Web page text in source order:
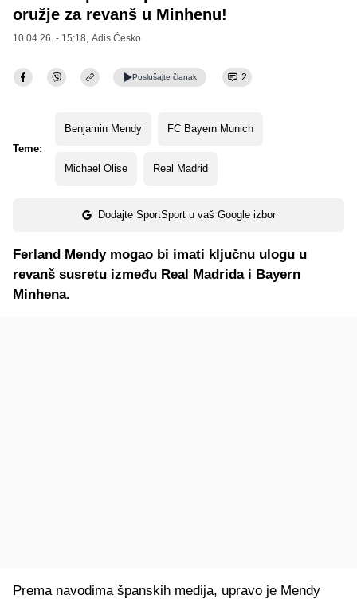
oružje za revanš u Minhenu!
10.04.26. - 15:18, Adis Ćesko
Poslušajte članak 2
Teme:
Benjamin Mendy FC Bayern Munich
Michael Olise Real Madrid
Dodajte SportSport u vaš Google izbor
Ferland Mendy mogao bi imati ključnu ulogu u
revanš susretu između Real Madrida i Bayern
Minhena.
Prema navodima španskih medija, upravo je Mendy